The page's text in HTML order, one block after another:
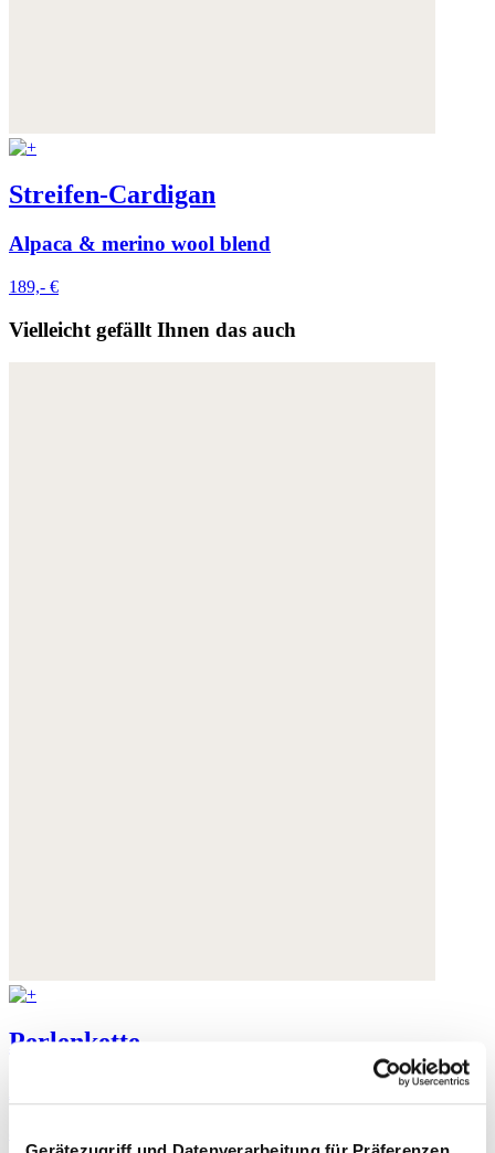
Streifen-Cardigan
Alpaca & merino wool blend
189,- €
Vielleicht gefällt Ihnen das auch
Perlenkette